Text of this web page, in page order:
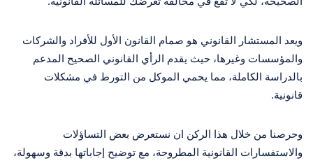
ويعد المستشار القانوني هو صمام القانون الأول للأفراد والشركات
والمؤسسات وغيرها، حيث يقدم الرأي القانوني الصحيح المدعم
بالدراسة الكاملة، مما يحمي الموكل من التورط في مشكلات
قانونية.
وحرصنا من خلال هذا الركن ان نستعرض بعض التساؤلات
والاستفسارات القانونية المطروحة، مع توضيح إجاباتها بدقة وسهولة،